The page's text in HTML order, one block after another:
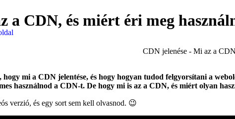
a CDN, és miért éri meg
mi a CDN jelentése, és hogy hogyan tudod felgyorsítani a
használnod a CDN-t. De hogy mi is az a CDN, és miért olyan
verzió, és egy sort sem kell olvasnod. 😉